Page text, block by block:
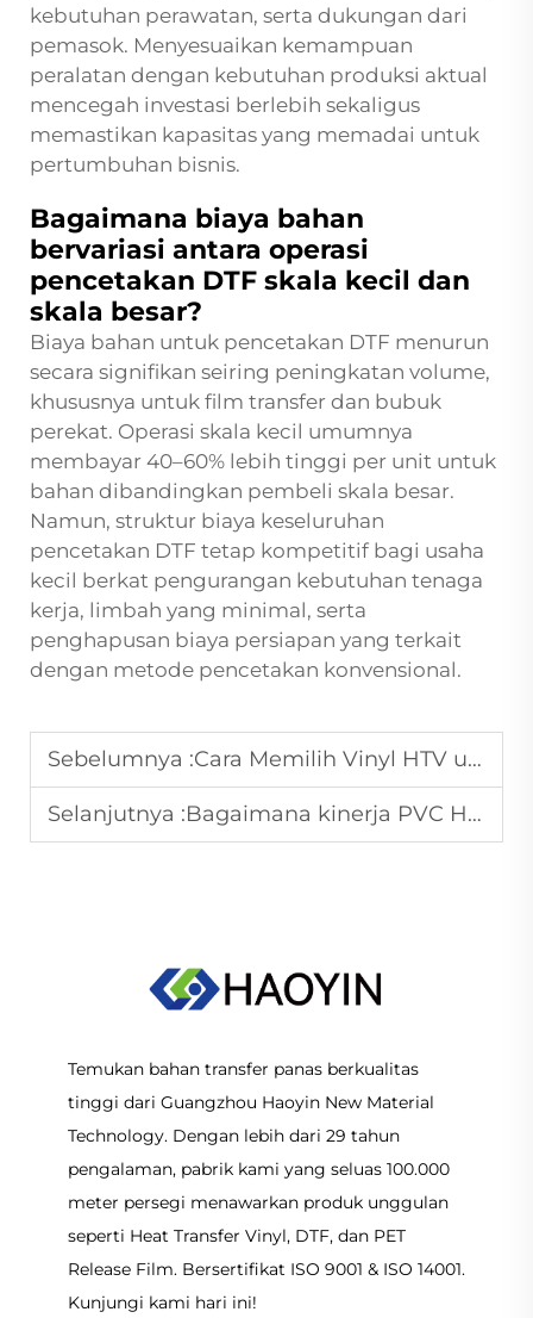
kebutuhan perawatan, serta dukungan dari
pemasok. Menyesuaikan kemampuan
peralatan dengan kebutuhan produksi aktual
mencegah investasi berlebih sekaligus
memastikan kapasitas yang memadai untuk
pertumbuhan bisnis.
Bagaimana biaya bahan
bervariasi antara operasi
pencetakan DTF skala kecil dan
skala besar?
Biaya bahan untuk pencetakan DTF menurun
secara signifikan seiring peningkatan volume,
khususnya untuk film transfer dan bubuk
perekat. Operasi skala kecil umumnya
membayar 40–60% lebih tinggi per unit untuk
bahan dibandingkan pembeli skala besar.
Namun, struktur biaya keseluruhan
pencetakan DTF tetap kompetitif bagi usaha
kecil berkat pengurangan kebutuhan tenaga
kerja, limbah yang minimal, serta
penghapusan biaya persiapan yang terkait
dengan metode pencetakan konvensional.
Sebelumnya :Cara Memilih Vinyl HTV untuk Produksi Massal?
Selanjutnya :Bagaimana kinerja PVC HTV ketika diaplikasikan pada kain dasar berwarna gelap?
Temukan bahan transfer panas berkualitas
tinggi dari Guangzhou Haoyin New Material
Technology. Dengan lebih dari 29 tahun
pengalaman, pabrik kami yang seluas 100.000
meter persegi menawarkan produk unggulan
seperti Heat Transfer Vinyl, DTF, dan PET
Release Film. Bersertifikat ISO 9001 & ISO 14001.
Kunjungi kami hari ini!